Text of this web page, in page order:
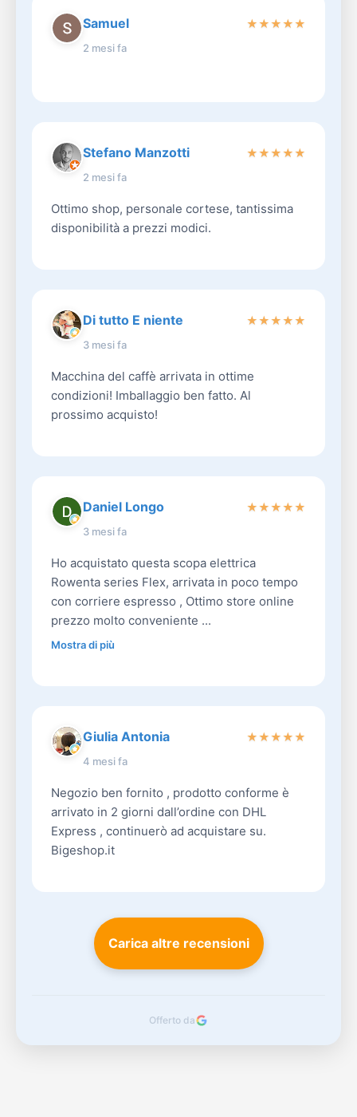
Samuel
2 mesi fa
★★★★★
Stefano Manzotti
2 mesi fa
★★★★★
Ottimo shop, personale cortese, tantissima
disponibilità a prezzi modici.
Di tutto E niente
3 mesi fa
★★★★★
Macchina del caffè arrivata in ottime
condizioni! Imballaggio ben fatto. Al
prossimo acquisto!
Daniel Longo
3 mesi fa
★★★★★
Ho acquistato questa scopa elettrica
Rowenta series Flex, arrivata in poco tempo
con corriere espresso , Ottimo store online
prezzo molto conveniente ...
Mostra di più
Giulia Antonia
4 mesi fa
★★★★★
Negozio ben fornito , prodotto conforme è
arrivato in 2 giorni dall’ordine con DHL
Express , continuerò ad acquistare su.
Bigeshop.it
Carica altre recensioni
Offerto da